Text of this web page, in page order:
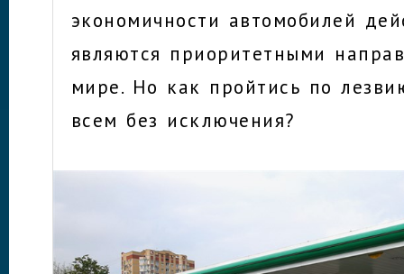
экономичности автомобилей
являются приоритетными
мире. Но как пройтись по
всем без исключения?